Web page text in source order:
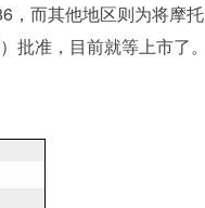
，而其他地区则为将摩托
准，目前就等上市了。